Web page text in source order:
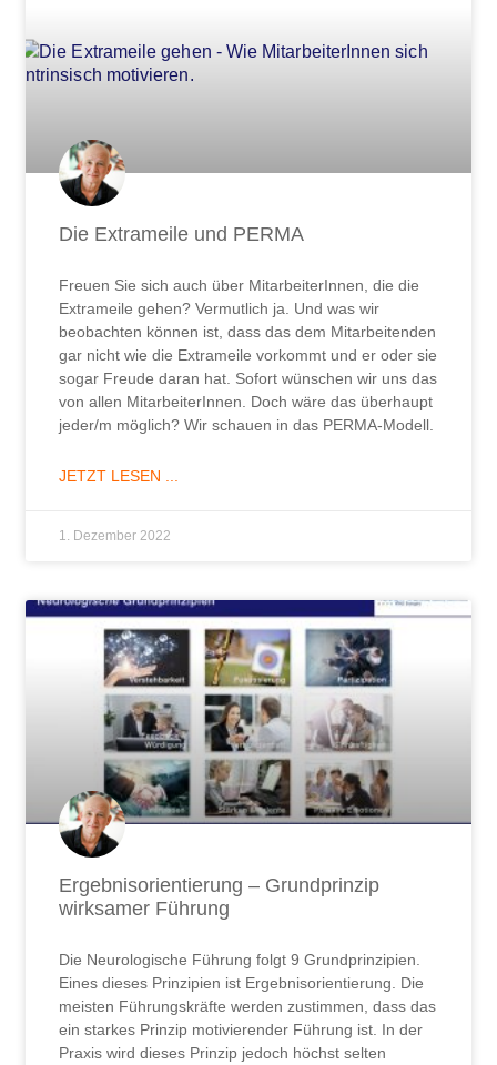
Die Extrameile und PERMA
Freuen Sie sich auch über MitarbeiterInnen, die die
Extrameile gehen? Vermutlich ja. Und was wir
beobachten können ist, dass das dem Mitarbeitenden
gar nicht wie die Extrameile vorkommt und er oder sie
sogar Freude daran hat. Sofort wünschen wir uns das
von allen MitarbeiterInnen. Doch wäre das überhaupt
jeder/m möglich? Wir schauen in das PERMA-Modell.
JETZT LESEN ...
1. Dezember 2022
Ergebnisorientierung – Grundprinzip
wirksamer Führung
Die Neurologische Führung folgt 9 Grundprinzipien.
Eines dieses Prinzipien ist Ergebnisorientierung. Die
meisten Führungskräfte werden zustimmen, dass das
ein starkes Prinzip motivierender Führung ist. In der
Praxis wird dieses Prinzip jedoch höchst selten